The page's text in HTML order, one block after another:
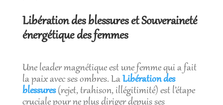
Libération des blessures et Souveraineté
énergétique des femmes
Une leader magnétique est une femme qui a fait
la paix avec ses ombres. LaLibération des
blessures (rejet, trahison, illégitimité) est l’étape
cruciale pour ne plus diriger depuis ses